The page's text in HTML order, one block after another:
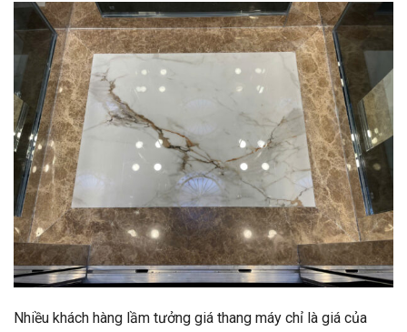
Nhiều khách hàng lầm tưởng giá thang máy chỉ là giá của